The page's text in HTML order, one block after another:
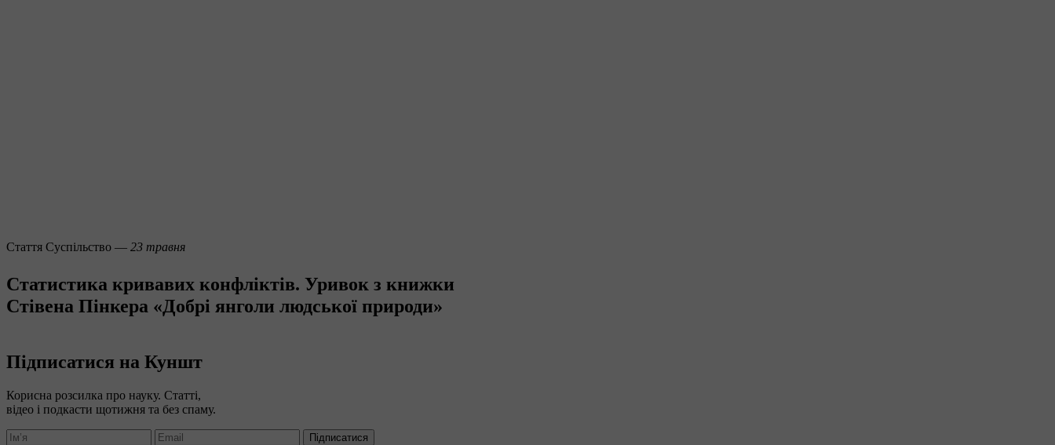
Стаття Суспільство — 23 травня
Статистика кривавих конфліктів. Уривок з книжки
Стівена Пінкера «Добрі янголи людської природи»
Підписатися на Куншт
Корисна розсилка про науку. Статті,
відео і подкасти щотижня та без спаму.
Підписатися